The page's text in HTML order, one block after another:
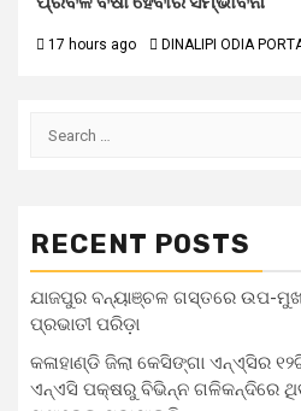
17 hours ago DINALIPI ODIA
RECENT POSTS
ଯାଜପୁର ବନ୍ୟାଞ୍ଚଳ ଗସ୍ତରେ ଉପ-
ପ୍ରଭାତୀ ପରିଡ଼ା
କଳାହାଣ୍ଡି ଜିଲା କେସିଙ୍ଗା ଏନ୍‌ଏ୍‌ସିର
ଏନ୍‌ଏସି ପକ୍ଷରୁ ବିଭିନ୍ନ ଗଳିକନ୍ଦିରେ